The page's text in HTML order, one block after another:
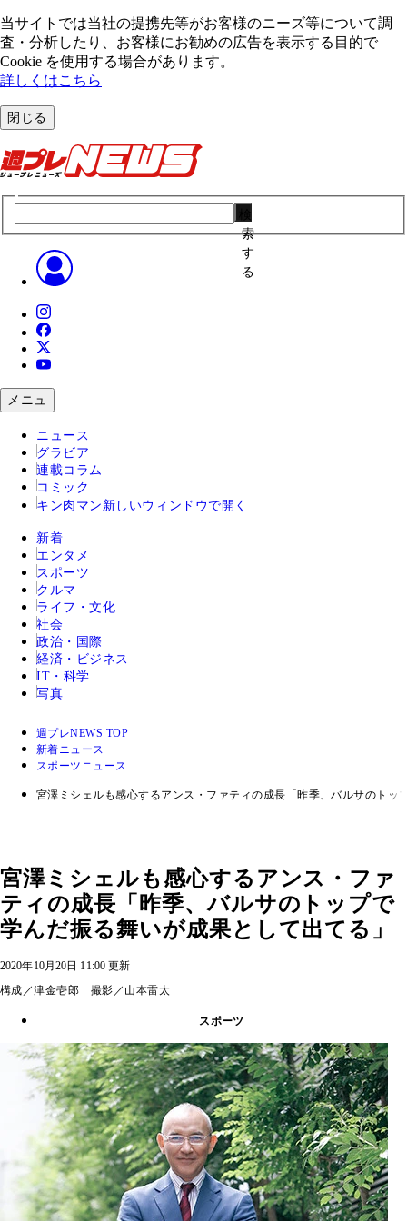
当サイトでは当社の提携先等がお客様のニーズ等について調
査・分析したり、お客様にお勧めの広告を表⽰する⽬的で
Cookie を使⽤する場合があります。
詳しくはこちら
閉じる
索
す
る
メニュ
ニュース
グラビア
連載コラム
コミック
キン肉マン 新しいウィンドウで開く
新着
エンタメ
スポーツ
クルマ
ライフ・文化
社会
政治・国際
経済・ビジネス
IT・科学
写真
週プレNEWS TOP
新着ニュース
スポーツニュース
宮澤ミシェルも感心するアンス・ファティの成長「昨季、バルサのトッ
宮澤ミシェルも感心するアンス・ファ
ティの成長「昨季、バルサのトップで
学んだ振る舞いが成果として出てる」
2020年10月20日 11:00 更新
構成／津金壱郎 撮影／山本雷太
スポーツ